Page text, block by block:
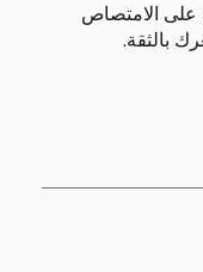
على الامتصاص
بالثقة.